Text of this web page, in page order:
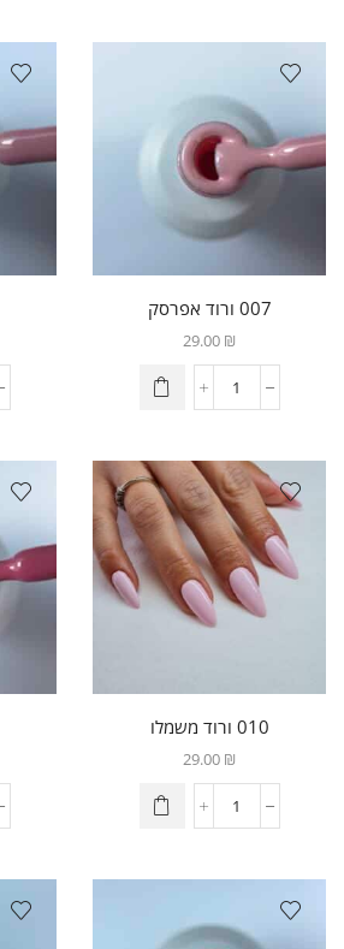
007 ורוד אפרסק
29.00 ₪
010 ורוד משמלו
29.00 ₪